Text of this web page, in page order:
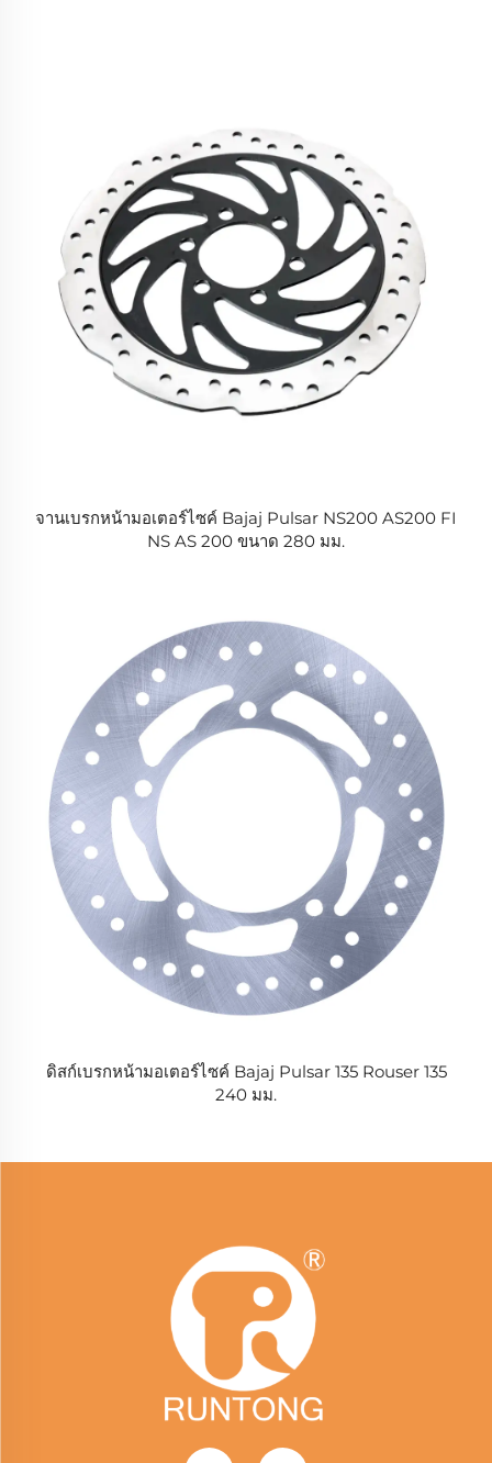
จานเบรกหน้ามอเตอร์ไซค์ Bajaj Pulsar NS200 AS200 FI
NS AS 200 ขนาด 280 มม.
ดิสก์เบรกหน้ามอเตอร์ไซค์ Bajaj Pulsar 135 Rouser 135
240 มม.